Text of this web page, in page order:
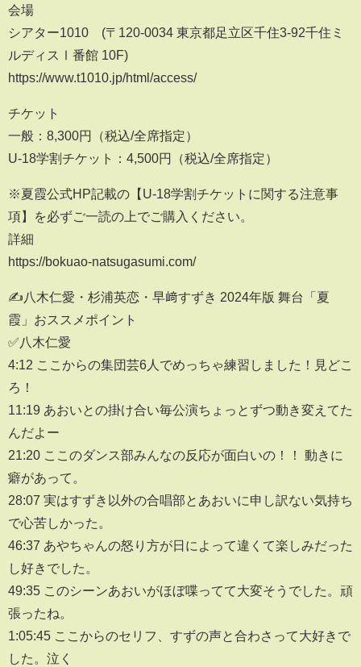
会場
シアター1010 (〒120-0034 東京都足立区千住3-92千住ミ
ルディスⅠ番館 10F)
https://www.t1010.jp/html/access/
チケット
一般：8,300円（税込/全席指定）
U-18学割チケット：4,500円（税込/全席指定）
※夏霞公式HP記載の【U-18学割チケットに関する注意事
項】を必ずご一読の上でご購入ください。
詳細
https://bokuao-natsugasumi.com/
✍八木仁愛・杉浦英恋・早﨑すずき 2024年版 舞台「夏
霞」おススメポイント
✅八木仁愛
4:12 ここからの集団芸6人でめっちゃ練習しました！見どこ
ろ！
11:19 あおいとの掛け合い毎公演ちょっとずつ動き変えてた
んだよー
21:20 ここのダンス部みんなの反応が面白いの！！ 動きに
癖があって。
28:07 実はすずき以外の合唱部とあおいに申し訳ない気持ち
で心苦しかった。
46:37 あやちゃんの怒り方が日によって違くて楽しみだった
し好きでした。
49:35 このシーンあおいがほぼ喋ってて大変そうでした。頑
張ったね。
1:05:45 ここからのセリフ、すずの声と合わさって大好きで
した。泣く